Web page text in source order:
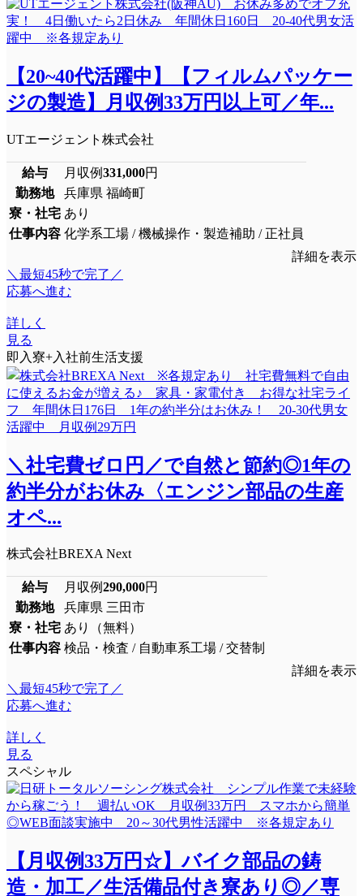
【20~40代活躍中】【フィルムパッケー
ジの製造】月収例33万円以上可／年...
UTエージェント株式会社
給与 月収例331,000円
勤務地
兵庫県 福崎町
寮・社宅 あり
仕事内容 化学系工場 / 機械操作・製造補助 / 正社員
詳細を表示
＼最短45秒で完了／
応募へ進む
詳しく
見る
即入寮+入社前生活支援
＼社宅費ゼロ円／で自然と節約◎1年の
約半分がお休み〈エンジン部品の生産
オペ...
株式会社BREXA Next
給与 月収例290,000円
勤務地
兵庫県 三田市
寮・社宅 あり（無料）
仕事内容 検品・検査 / 自動車系工場 / 交替制
詳細を表示
＼最短45秒で完了／
応募へ進む
詳しく
見る
スペシャル
【月収例33万円☆】バイク部品の鋳
造・加工／生活備品付き寮あり◎／専